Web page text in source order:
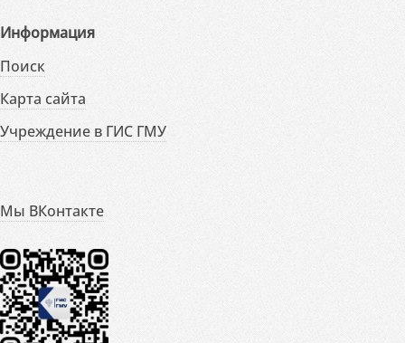
Информация
Поиск
Карта сайта
Учреждение в ГИС ГМУ
Мы ВКонтакте